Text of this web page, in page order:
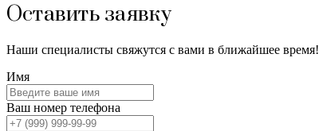
Оставить заявку
Наши специалисты свяжутся с вами в ближайшее время!
Имя
Ваш номер телефона